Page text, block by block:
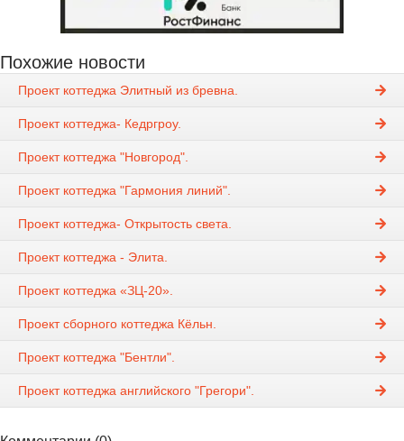
Похожие новости
Проект коттеджа Элитный из бревна.
Проект коттеджа- Кедргроу.
Проект коттеджа "Новгород".
Проект коттеджа "Гармония линий".
Проект коттеджа- Открытость света.
Проект коттеджа - Элита.
Проект коттеджа «ЗЦ-20».
Проект сборного коттеджа Кёльн.
Проект коттеджа "Бентли".
Проект коттеджа английского "Грегори".